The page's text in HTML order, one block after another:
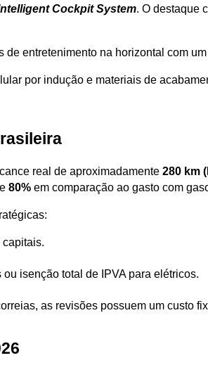
Cockpit System. O destaque
entretenimento na horizontal com
por indução e materiais de
real de aproximadamente 280 km
80% em comparação ao gasto com
isenção total de IPVA para elétricos.
as revisões possuem um custo